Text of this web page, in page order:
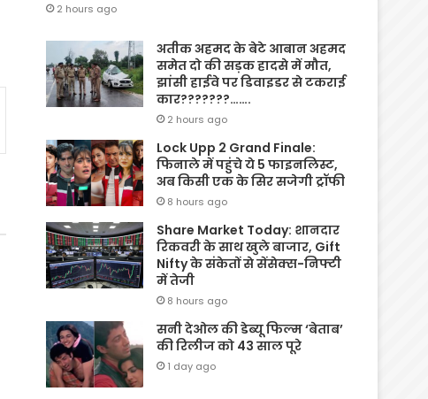
2 hours ago
अतीक अहमद के बेटे आबान अहमद
समेत दो की सड़क हादसे में मौत,
झांसी हाईवे पर डिवाइडर से टकराई
कार???????…….
2 hours ago
Lock Upp 2 Grand Finale:
फिनाले में पहुंचे ये 5 फाइनलिस्ट,
अब किसी एक के सिर सजेगी ट्रॉफी
8 hours ago
Share Market Today: शानदार
रिकवरी के साथ खुले बाजार, Gift
Nifty के संकेतों से सेंसेक्स-निफ्टी
में तेजी
8 hours ago
सनी देओल की डेब्यू फिल्म ‘बेताब’
की रिलीज को 43 साल पूरे
1 day ago